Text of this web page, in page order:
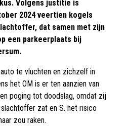
Volgens justitie is
2024 veertien kogels
dat samen met zijn
een parkeerplaats bij
te vluchten en zichzelf in
het OM is er ten aanzien van
poging tot doodslag, omdat zij
zat en S. het risico
zou raken.